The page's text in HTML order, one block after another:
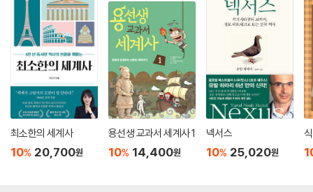
최소한의 세계사
10% 20,700원
용선생 교과서 세계사 1
10% 14,400원
넥서스
10% 25,020원